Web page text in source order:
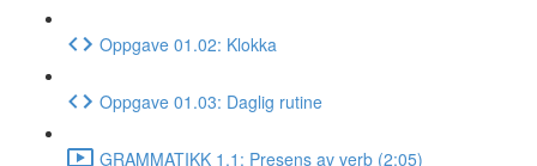
Oppgave 01.02: Klokka
Oppgave 01.03: Daglig rutine
GRAMMATIKK 1.1: Presens av verb (2:05)